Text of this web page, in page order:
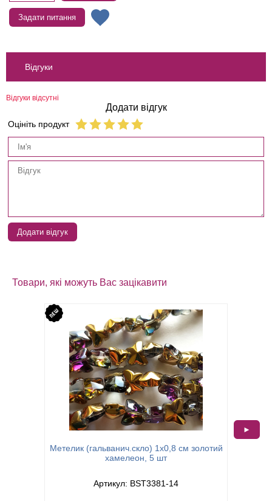
Задати питання
Відгуки
Відгуки відсутні
Додати відгук
Оцініть продукт
Додати відгук
Товари, які можуть Вас зацікавити
Метелик (гальванич.скло) 1х0,8 см золотий
хамелеон, 5 шт
Артикул: BST3381-14
►